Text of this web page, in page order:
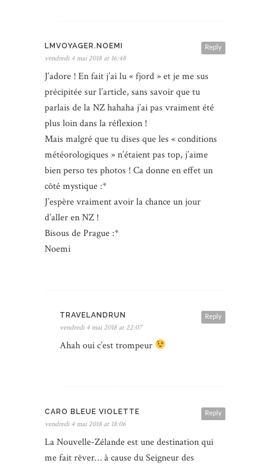
Reply
LMVOYAGER.NOEMI
vendredi 4 mai 2018 at 16:48
J’adore ! En fait j’ai lu « fjord » et je me sus
précipitée sur l’article, sans savoir que tu
parlais de la NZ hahaha j’ai pas vraiment été
plus loin dans la réflexion !
Mais malgré que tu dises que les « conditions
météorologiques » n’étaient pas top, j’aime
bien perso tes photos ! Ca donne en effet un
côté mystique :*
J’espère vraiment avoir la chance un jour
d’aller en NZ !
Bisous de Prague :*
Noemi
Reply
TRAVELANDRUN
vendredi 4 mai 2018 at 22:07
Ahah oui c’est trompeur
Reply
CARO BLEUE VIOLETTE
vendredi 4 mai 2018 at 18:06
La Nouvelle-Zélande est une destination qui
me fait rêver… à cause du Seigneur des